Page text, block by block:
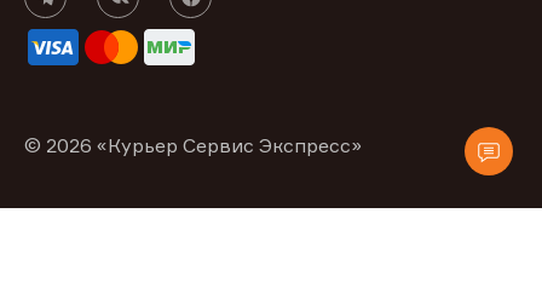
© 2026 «Курьер Сервис Экспресс»